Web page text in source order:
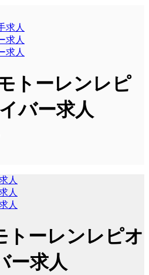
求人
求人
求人
トーレンレピ
バー求人
人
人
人
トーレンレピオ
ー求人